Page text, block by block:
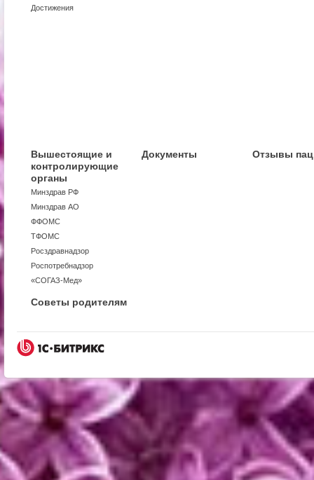
Достижения
Вышестоящие и
контролирующие
органы
Минздрав РФ
Минздрав АО
ФФОМС
ТФОМС
Росздравнадзор
Роспотребнадзор
«СОГАЗ-Мед»
Документы Отзывы
Советы родителям